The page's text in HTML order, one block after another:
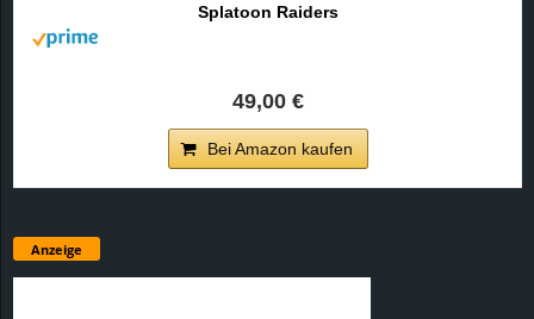
Splatoon Raiders
49,00 €
Bei Amazon kaufen
Anzeige